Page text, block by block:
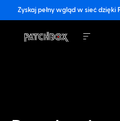
Zyskaj pełny wgląd w sieć dzięki